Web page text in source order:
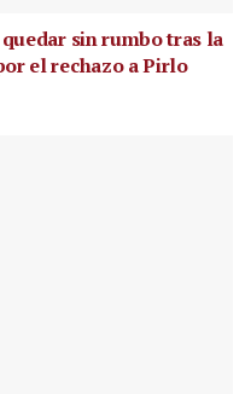
sin rumbo tras la
el rechazo a Pirlo